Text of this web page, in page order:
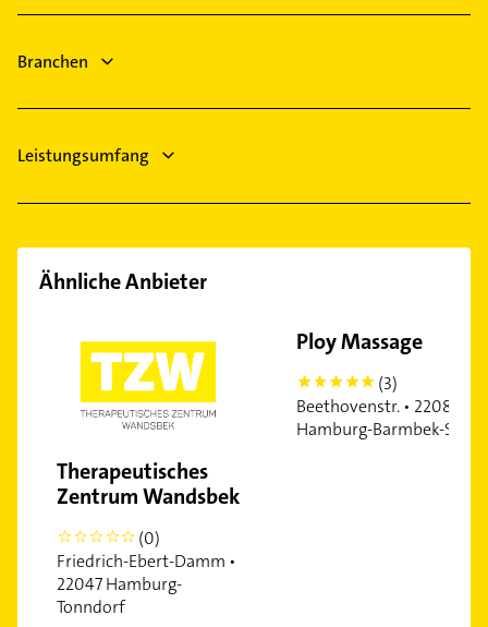
Winsen (Luhe)
Seevetal
Putzfrau
Bauunternehmen
Zahnarzt
Branchen
Leistungsumfang
Ähnliche Anbieter
Therapeutisches
Zentrum Wandsbek
0
(0)
Friedrich-Ebert-Damm •
22047 Hamburg-
Tonndorf
Ploy Massage
5
(3)
Beethovenstr. • 22083
Hamburg-Barmbek-Süd